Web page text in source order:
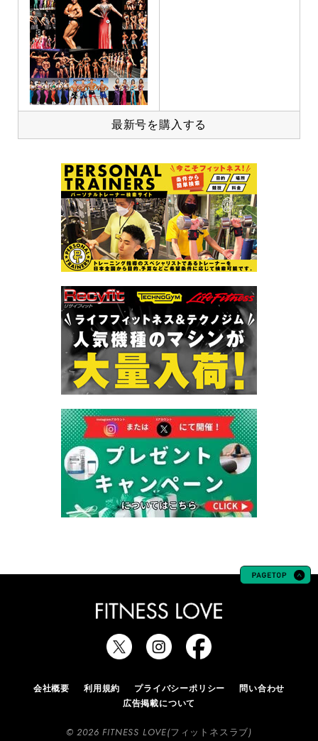
最新号を購入する
会社概要 利用規約 プライバシーポリシー
問い合わせ
広告掲載について
© 2026 FITNESS LOVE(フィットネスラブ)